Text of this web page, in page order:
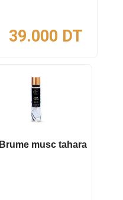
39.000 DT
Brume musc tahara